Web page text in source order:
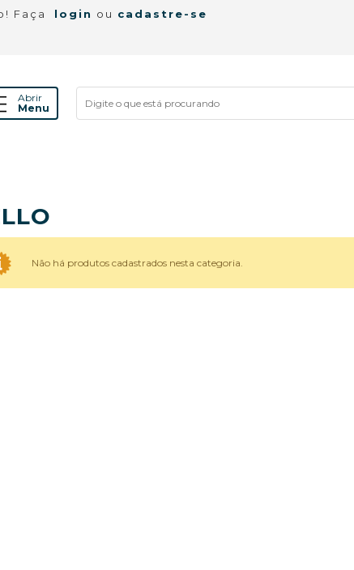
Faça login ou cadastre-se
Abrir
Menu
Não há produtos cadastrados nesta categoria.